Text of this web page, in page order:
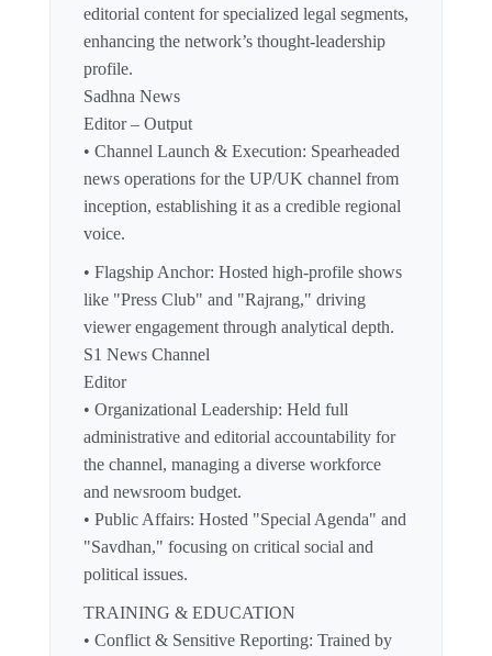
editorial content for specialized legal segments,
enhancing the network’s thought-leadership
profile.
Sadhna News
Editor – Output
• Channel Launch & Execution: Spearheaded
news operations for the UP/UK channel from
inception, establishing it as a credible regional
voice.
• Flagship Anchor: Hosted high-profile shows
like "Press Club" and "Rajrang," driving
viewer engagement through analytical depth.
S1 News Channel
Editor
• Organizational Leadership: Held full
administrative and editorial accountability for
the channel, managing a diverse workforce
and newsroom budget.
• Public Affairs: Hosted "Special Agenda" and
"Savdhan," focusing on critical social and
political issues.
TRAINING & EDUCATION
• Conflict & Sensitive Reporting: Trained by